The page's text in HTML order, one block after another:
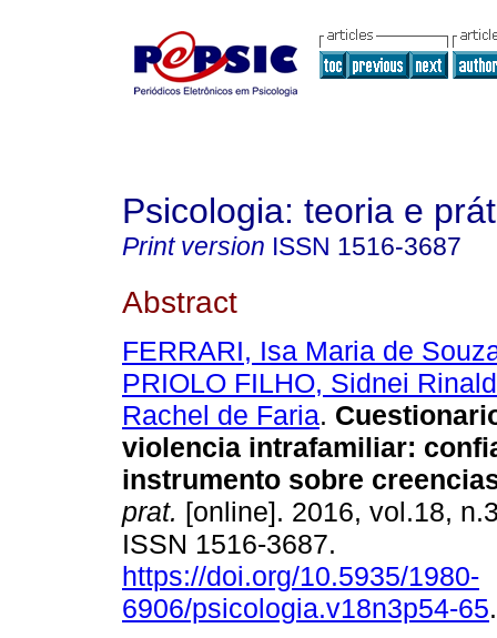
Psicologia: teoria e
Print version ISSN 1516-3687
Abstract
FERRARI, Isa Maria de
PRIOLO FILHO, Sidnei
Rachel de Faria.
violencia intrafamiliar:
instrumento sobre
prat. [online]. 2016, vol.18,
ISSN 1516-3687.
https://doi.org/10.5935/1980-
6906/psicologia.v18n3p54-65.